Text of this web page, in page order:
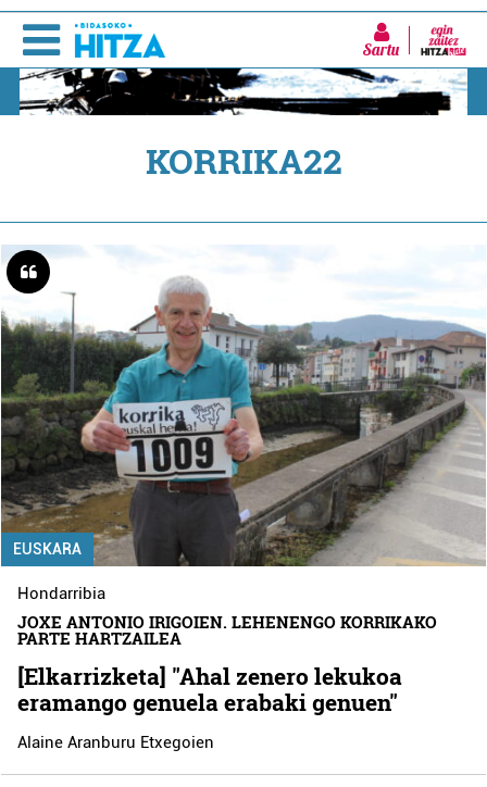
Sartu
KORRIKA22
EUSKARA
Hondarribia
JOXE ANTONIO IRIGOIEN. LEHENENGO KORRIKAKO
PARTE HARTZAILEA
[Elkarrizketa] "Ahal zenero lekukoa
eramango genuela erabaki genuen"
Alaine Aranburu Etxegoien